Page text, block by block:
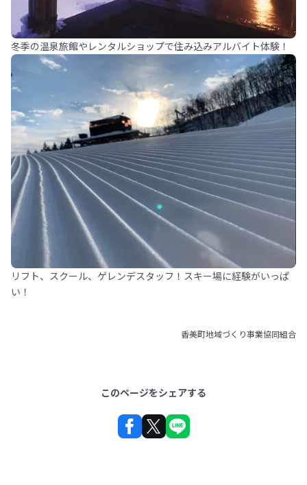
冬季の温泉旅館やレンタルショップで住み込みアルバイト体験！
リフト、スクール、ゲレンデスタッフ！スキー場に経験がいっぱ
い！
香美町地域づくり事業協同組合
このページをシェアする